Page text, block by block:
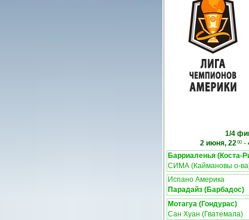
1/4
2 июня, 2200-
Барриаленья (Коста-
СИМА (Каймановы о-
Испано Америка
Парадайз (Барбадос)
Мотагуа (Гондурас)
Сан Хуан (Гватемала)